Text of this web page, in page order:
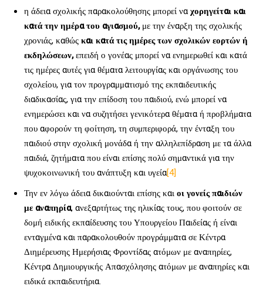
η άδεια σχολικής παρακολούθησης μπορεί ναχορηγείται και
κατά την ημέρα του αγιασμού,με την έναρξη της σχολικής
χρονιάς, καθώςκαι κατά τις ημέρες των σχολικών εορτών ή
εκδηλώσεων,επειδή ο γονέας μπορεί να ενημερωθεί και κατά
τις ημέρες αυτές για θέματα λειτουργίας και οργάνωσης του
σχολείου, για τον προγραμματισμό της εκπαιδευτικής
διαδικασίας, για την επίδοση του παιδιού, ενώ μπορεί να
ενημερώσει και να συζητήσει γενικότερα θέματα ή προβλήματα
που αφορούν τη φοίτηση, τη συμπεριφορά, την ένταξη του
παιδιού στην σχολική μονάδα ή την αλληλεπίδραση με τα άλλα
παιδιά, ζητήματα που είναι επίσης πολύ σημαντικά για την
ψυχοκοινωνική του ανάπτυξη και υγεία[4]
Την εν λόγω άδεια δικαιούνται επίσης καιοι γονείς παιδιών
με αναπηρία, ανεξαρτήτως της ηλικίας τους, που φοιτούν σε
δομή ειδικής εκπαίδευσης του Υπουργείου Παιδείας ή είναι
ενταγμένα και παρακολουθούν προγράμματα σε Κέντρα
Διημέρευσης Ημερήσιας Φροντίδας ατόμων με αναπηρίες,
Κέντρα Δημιουργικής Απασχόλησης ατόμων με αναπηρίες και
ειδικά εκπαιδευτήρια.